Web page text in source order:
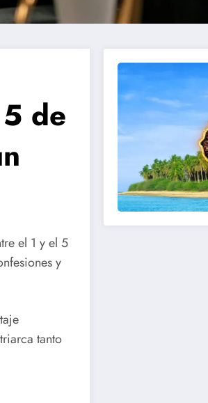
de
el 1 y el 5
y
tanto